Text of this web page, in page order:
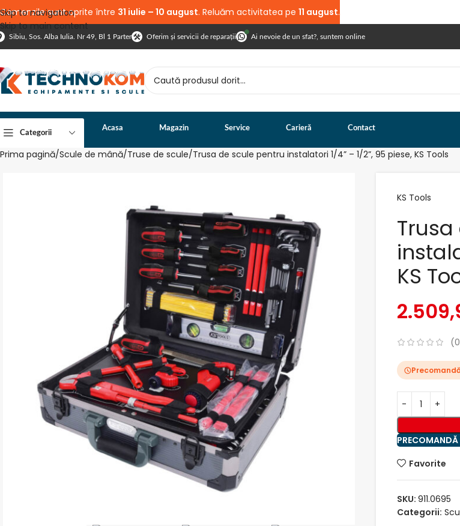
Skip to navigation
Skip to main content
Sibiu, Sos. Alba Iulia. Nr 49, Bl 1 Parter Oferim și servicii de reparații Ai nevoie de un sfat?, suntem online
Categorii
Acasa Magazin Service Carieră Contact
Prima pagină Scule de mână Truse de scule Trusa de scule pentru instalatori 1/4” – 1/2”, 95 piese, KS Tools
KS Tools
KS
(0
PRECOMANDĂ
Favorite
SKU: 911.0695
Categorii:
Comenzile sunt oprite între 31 iulie – 10 august. Reluăm activitatea pe 11 august.